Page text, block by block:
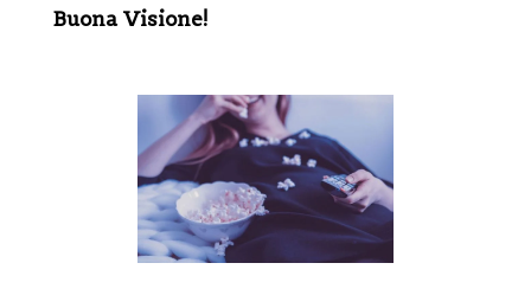
Buona Visione!